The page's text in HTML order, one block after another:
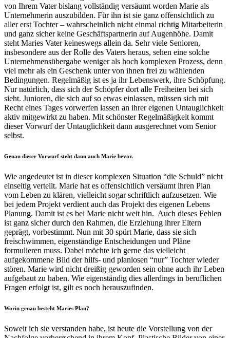
von Ihrem Vater bislang vollständig versäumt worden Marie als
Unternehmerin auszubilden. Für ihn ist sie ganz offensichtlich zu
aller erst Tochter – wahrscheinlich nicht einmal richtig Mitarbeiterin
und ganz sicher keine Geschäftspartnerin auf Augenhöhe. Damit
steht Maries Vater keineswegs allein da. Sehr viele Senioren,
insbesondere aus der Rolle des Vaters heraus, sehen eine solche
Unternehmensübergabe weniger als hoch komplexen Prozess, denn
viel mehr als ein Geschenk unter von ihnen frei zu wählenden
Bedingungen. Regelmäßig ist es ja ihr Lebenswerk, ihre Schöpfung.
Nur natürlich, dass sich der Schöpfer dort alle Freiheiten bei sich
sieht. Junioren, die sich auf so etwas einlassen, müssen sich mit
Recht eines Tages vorwerfen lassen an ihrer eigenen Untauglichkeit
aktiv mitgewirkt zu haben. Mit schönster Regelmäßigkeit kommt
dieser Vorwurf der Untauglichkeit dann ausgerechnet vom Senior
selbst.
Genau dieser Vorwurf steht dann auch Marie bevor.
Wie angedeutet ist in dieser komplexen Situation “die Schuld” nicht
einseitig verteilt. Marie hat es offensichtlich versäumt ihren Plan
vom Leben zu klären, vielleicht sogar schriftlich aufzusetzen. Wie
bei jedem Projekt verdient auch das Projekt des eigenen Lebens
Planung. Damit ist es bei Marie nicht weit hin. Auch dieses Fehlen
ist ganz sicher durch den Rahmen, die Erziehung ihrer Eltern
geprägt, vorbestimmt. Nun mit 30 spürt Marie, dass sie sich
freischwimmen, eigenständige Entscheidungen und Pläne
formulieren muss. Dabei möchte ich gerne das vielleicht
aufgekommene Bild der hilfs- und planlosen “nur” Tochter wieder
stören. Marie wird nicht dreißig geworden sein ohne auch ihr Leben
aufgebaut zu haben. Wie eigenständig dies allerdings in beruflichen
Fragen erfolgt ist, gilt es noch herauszufinden.
Worin genau besteht Maries Plan?
Soweit ich sie verstanden habe, ist heute die Vorstellung von der